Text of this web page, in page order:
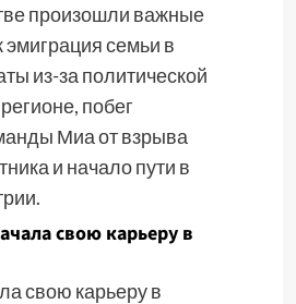
произошли важные
эмиграция семьи в
из-за политической
побег
Миа от взрыва
и начало пути в
свою карьеру в
свою карьеру в